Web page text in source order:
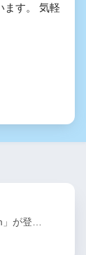
ます。 気軽
が登…